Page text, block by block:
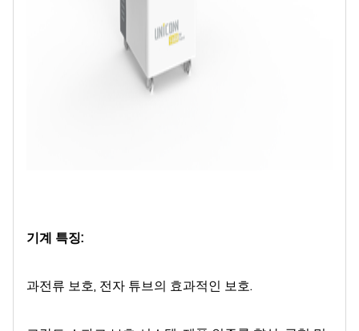
기계 특징:
과전류 보호, 전자 튜브의 효과적인 보호.